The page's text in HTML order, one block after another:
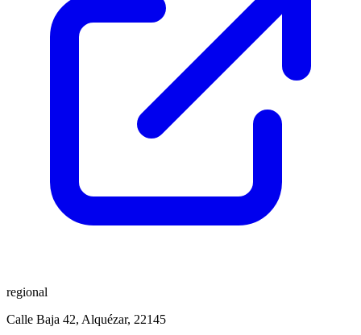
regional
Calle Baja 42, Alquézar, 22145